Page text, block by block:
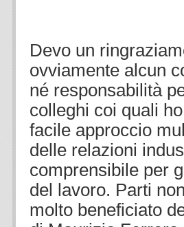
Devo un
ovviamente alcun
né responsabilità
colleghi coi quali
facile approccio
delle relazioni
comprensibile per
del lavoro. Parti
molto beneficiato